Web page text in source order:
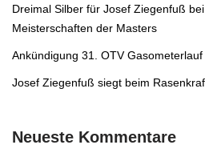
Dreimal Silber für Josef Ziegenfuß
Meisterschaften der Masters
Ankündigung 31. OTV Gasometerlauf
Josef Ziegenfuß siegt beim
Neueste Kommentare